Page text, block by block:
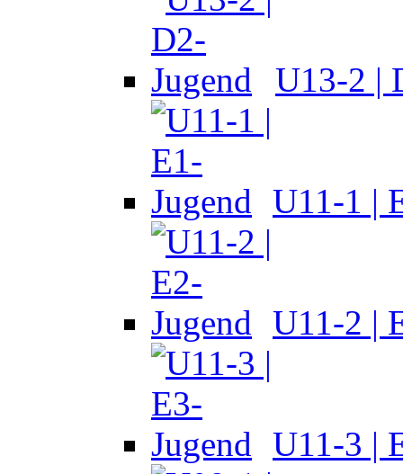
U13-2 |
U11-1 |
U11-2 |
U11-3 |